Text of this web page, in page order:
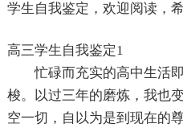
学生自我鉴定，欢迎阅读，
高三学生自我鉴定1
忙碌而充实的高中生活
梭。以过三年的磨炼，我也
空一切，自以为是到现在的